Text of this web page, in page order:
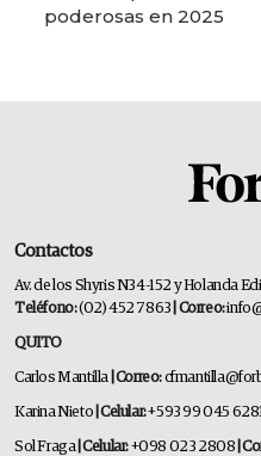
poderosas en 2025
Contactos
Av. de los Shyris N34-152 y Holanda
Teléfono:(02) 452 7863 | Correo:
QUITO
Carlos Mantilla | Correo:
Karina Nieto | Celular:+593 99 045
Sol Fraga| Celular:+098 023 2808 |